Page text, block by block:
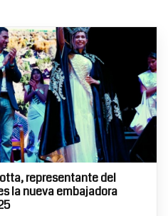
representante del
la nueva embajadora